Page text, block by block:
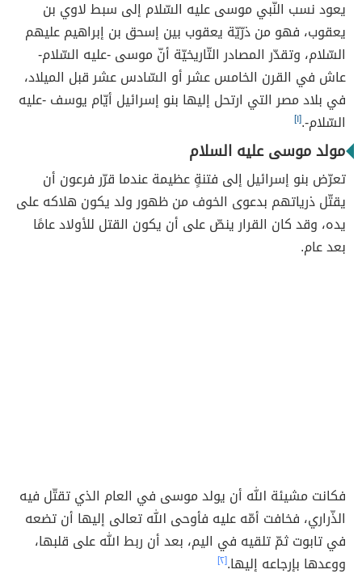
يعود نسب النّبي موسى عليه السّلام إلى سبط لاوي بن
يعقوب، فهو من ذرّيّة يعقوب بين إسحق بن إبراهيم عليهم
السّلام، وتقدّر المصادر التّاريخيّة أنّ موسى -عليه السّلام-
عاش في القرن الخامس عشر أو السّادس عشر قبل الميلاد،
في بلاد مصر التي ارتحل إليها بنو إسرائيل أيّام يوسف -عليه
السّلام-.[١]
مولد موسى عليه السلام
تعرّض بنو إسرائيل إلى فتنةٍ عظيمة عندما قرّر فرعون أن
يقتّل ذرياتهم بدعوى الخوف من ظهور ولد يكون هلاكه على
يده، وقد كان القرار ينصّ على أن يكون القتل للأولاد عامًا
بعد عام.
فكانت مشيئة الله أن يولد موسى في العام الذي تقتّل فيه
الذّراري، فخافت أمّه عليه فأوحى الله تعالى إليها أن تضعه
في تابوت ثمّ تلقيه في اليم، بعد أن ربط الله على قلبها،
ووعدها بإرجاعه إليها.[٢]